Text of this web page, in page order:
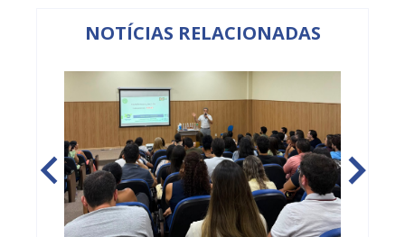
NOTÍCIAS RELACIONADAS